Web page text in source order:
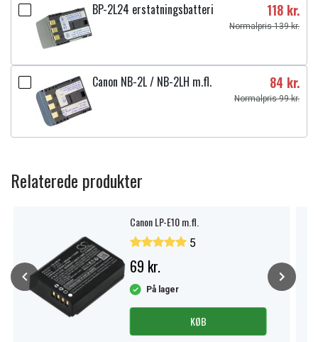
BP-2L24 erstatningsbatteri 118 kr.
Normalpris 139 kr.
Canon NB-2L / NB-2LH m.fl. 84 kr.
Normalpris 99 kr.
Relaterede produkter
Canon LP-E10 m.fl.
5
69 kr.
På lager
KØB